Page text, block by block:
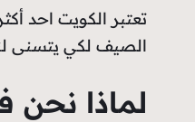
تعتبر الكويت احد
الصيف لكي يتسنى
لماذا نحن